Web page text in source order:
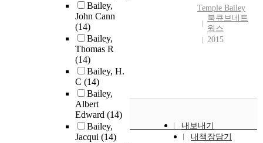
Bailey,
John Cann
(14)
Bailey,
Thomas R
(14)
Bailey, H.
C (14)
Bailey,
Albert
Edward (14)
Bailey,
Jacqui (14)
Temple Bailey
북큐브네트
웍스
2015
내보내기
내책장담기